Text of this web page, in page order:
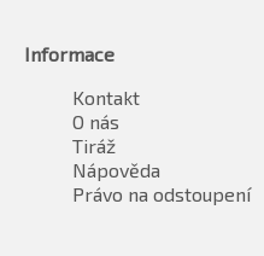
Informace
Kontakt
O nás
Tiráž
Nápověda
Právo na odstoupení